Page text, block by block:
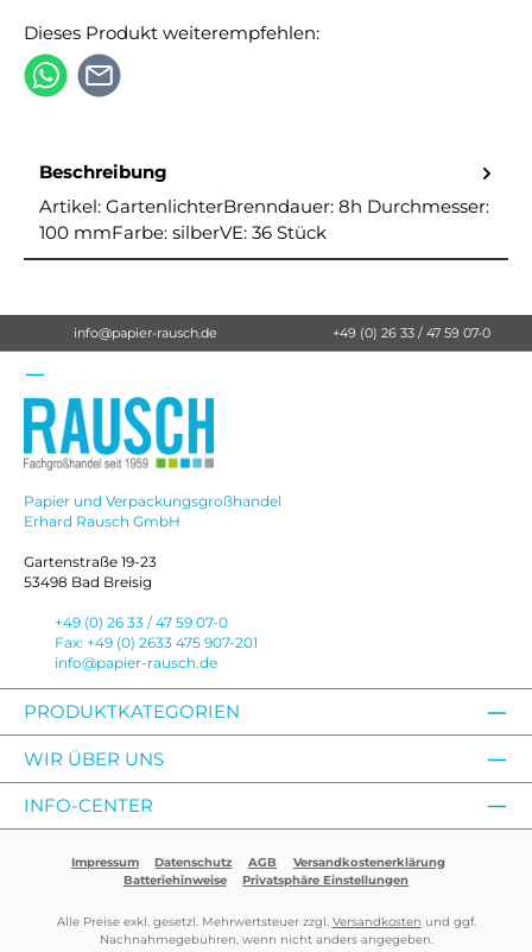
Dieses Produkt weiterempfehlen:
Beschreibung
Artikel: GartenlichterBrenndauer: 8h Durchmesser:
100 mmFarbe: silberVE: 36 Stück
info@papier-rausch.de +49 (0) 26 33 / 47 59 07-0
Papier und Verpackungsgroßhandel
Erhard Rausch GmbH
Gartenstraße 19-23
53498 Bad Breisig
+49 (0) 26 33 / 47 59 07-0
Fax: +49 (0) 2633 475 907-201
info@papier-rausch.de
PRODUKTKATEGORIEN
WIR ÜBER UNS
INFO-CENTER
Impressum Datenschutz AGB
Versandkostenerklärung
Batteriehinweise
Privatsphäre Einstellungen
Alle Preise exkl. gesetzl. Mehrwertsteuer zzgl. Versandkosten und ggf.
Nachnahmegebühren, wenn nicht anders angegeben.